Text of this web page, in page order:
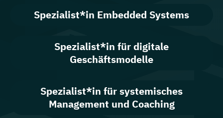
Spezialist*in Embedded Systems
Spezialist*in für digitale
Geschäftsmodelle
Spezialist*in für systemisches
Management und Coaching